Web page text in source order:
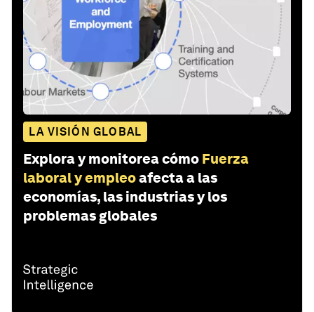
LA VISIÓN GLOBAL
Explora y monitorea cómo Fuerza
laboral y empleoafecta a las
economías, las industrias y los
problemas globales